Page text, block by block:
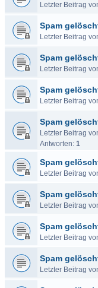
Letzter Beitrag
Spam
Letzter Beitrag
Spam
Letzter Beitrag
Spam
Letzter Beitrag
Spam
Letzter Beitrag
Antworten: 1
Spam
Letzter Beitrag
Spam
Letzter Beitrag
Spam
Letzter Beitrag
Spam
Letzter Beitrag